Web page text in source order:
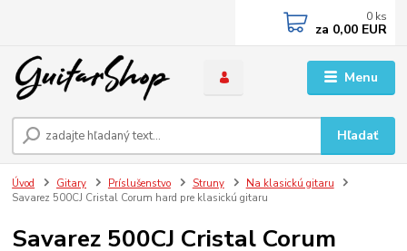
Menu
Hľadať
0 ks
za 0,00 EUR
Úvod Gitary Príslušenstvo Struny
Na klasickú gitaru
Savarez 500CJ Cristal Corum hard pre klasickú gitaru
Savarez 500CJ Cristal Corum